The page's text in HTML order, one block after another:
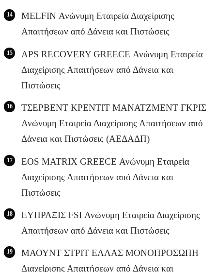
MELFIN Ανώνυμη Εταιρεία Διαχείρισης
Απαιτήσεων από Δάνεια και Πιστώσεις
APS RECOVERY GREECE Ανώνυμη Εταιρεία
Διαχείρισης Απαιτήσεων από Δάνεια και
Πιστώσεις
ΤΣΕΡΒΕΝΤ ΚΡΕΝΤΙΤ ΜΑΝΑΤΖΜΕΝΤ ΓΚΡΙΣ
Ανώνυμη Εταιρεία Διαχείρισης Απαιτήσεων από
Δάνεια και Πιστώσεις (ΑΕΔΑΔΠ)
EOS MATRIX GREECE Ανώνυμη Εταιρεία
Διαχείρισης Απαιτήσεων από Δάνεια και
Πιστώσεις
ΕΥΠΡΑΞΙΣ FSI Ανώνυμη Εταιρεία Διαχείρισης
Απαιτήσεων από Δάνεια και Πιστώσεις
ΜΑΟΥΝΤ ΣΤΡΙΤ ΕΛΛΑΣ ΜΟΝΟΠΡΟΣΩΠΗ
Διαχείρισης Απαιτήσεων από Δάνεια και